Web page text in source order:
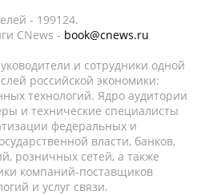
- 199124.
CNews - book@cnews.ru
и сотрудники одной
российской экономики:
технологий. Ядро аудитории
и технические специалисты
федеральных и
власти, банков,
розничных сетей, а также
компаний-поставщиков
и услуг связи.